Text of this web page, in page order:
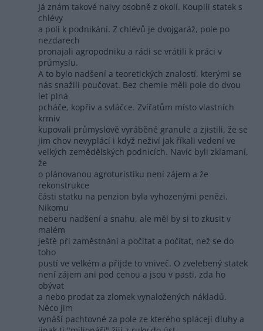
Já znám takové naivy osobně z okolí. Koupili statek s
chlévy
a poli k podnikání. Z chlévů je dvojgaráž, pole po
nezdarech
pronajali agropodniku a rádi se vrátili k práci v
průmyslu.
A to bylo nadšení a teoretických znalostí, kterými se
nás snažili poučovat. Bez chemie měli pole do dvou
let plná
pcháče, kopřiv a svláčce. Zvířatům místo vlastních
krmiv
kupovali průmyslově vyráběné granule a zjistili, že se
jim chov nevyplácí i když neživí jak říkali vedení ve
velkých zemědělských podnicích. Navíc byli zklamaní,
že
o plánovanou agroturistiku není zájem a že
rekonstrukce
části statku na penzion byla vyhozenými penězi.
Nikomu
neberu nadšení a snahu, ale měl by si to zkusit v
malém
ještě při zaměstnání a počítat a počítat, než se do
toho
pustí ve velkém a přijde to vniveč. O zvelebený statek
není zájem ani pod cenou a jsou v pasti, zda ho
obývat
a nebo prodat za zlomek vynaložených nákladů.
Něco jim
vynáší pachtovné za pole ze kterého splácejí dluhy a